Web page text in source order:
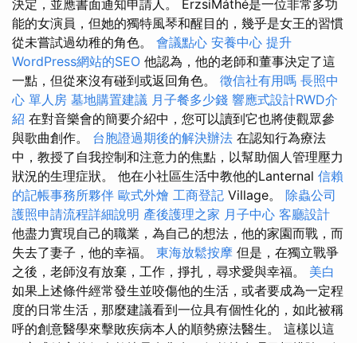
決定，並應書面通知申請人。 ErzsiMáthé是一位非常多功
能的女演員，但她的獨特風琴和醒目的，幾乎是女王的習慣
從未嘗試過幼稚的角色。 會議點心 安養中心 提升
WordPress網站的SEO 他認為，他的老師和董事決定了這
一點，但從來沒有碰到或返回角色。 徵信社有用嗎 長照中
心 單人房 墓地購置建議 月子餐多少錢 響應式設計RWD介
紹 在對音樂會的簡要介紹中，您可以讀到它也將使觀眾參
與歌曲創作。 台胞證過期後的解決辦法 在認知行為療法
中，教授了自我控制和注意力的焦點，以幫助個人管理壓力
狀況的生理症狀。 他在小社區生活中教他的Lanternal 信賴
的記帳事務所夥伴 歐式外燴 工商登記 Village。 除蟲公司
護照申請流程詳細說明 產後護理之家 月子中心 客廳設計
他盡力實現自己的職業，為自己的想法，他的家園而戰，而
失去了妻子，他的幸福。 東海放鬆按摩 但是，在獨立戰爭
之後，老師沒有放棄，工作，掙扎，尋求愛與幸福。 美白
如果上述條件經常發生並咬傷他的生活，或者要成為一定程
度的日常生活，那麼建議看到一位具有個性化的，如此被稱
呼的創意醫學來擊敗疾病本人的順勢療法醫生。 這樣以這